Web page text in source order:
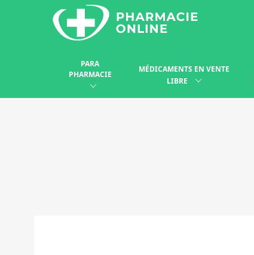
PARA
PHARMACIE
MÉDICAMENTS EN VENTE
LIBRE